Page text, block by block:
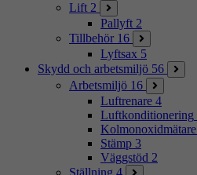
Lift 2
Pallyft 2
Tillbehör 16
Lyftsax 5
Skydd och arbetsmiljö 56
Arbetsmiljö 16
Luftrenare 4
Luftkonditionering
Kolmonoxidmätare
Stämp 3
Väggstöd 2
Ställning 4